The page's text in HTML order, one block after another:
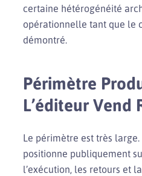
certaine hétérogénéité
opérationnelle tant que le
démontré.
Périmètre
L’éditeur Vend
Le périmètre est très large.
positionne publiquement
l’exécution, les retours et